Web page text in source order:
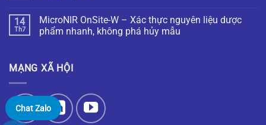
14
Th7
MicroNIR OnSite-W – Xác thực nguyên liệu dược
phẩm nhanh, không phá hủy mẫu
MẠNG XÃ HỘI
Chat Zalo